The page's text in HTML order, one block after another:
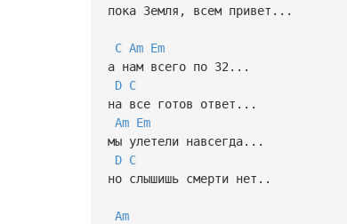
пока Земля, всем привет...
C Am Em
а нам всего по 32...
D C
на все готов ответ...
Am Em
мы улетели навсегда...
D C
но слышишь смерти нет..
Am